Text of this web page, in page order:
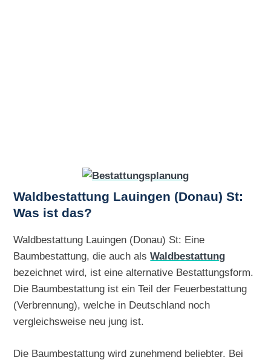
Waldbestattung Lauingen (Donau) St:
Was ist das?
Waldbestattung Lauingen (Donau) St: Eine
Baumbestattung, die auch alsWaldbestattung
bezeichnet wird, ist eine alternative Bestattungsform.
Die Baumbestattung ist ein Teil der Feuerbestattung
(Verbrennung), welche in Deutschland noch
vergleichsweise neu jung ist.
Die Baumbestattung wird zunehmend beliebter. Bei